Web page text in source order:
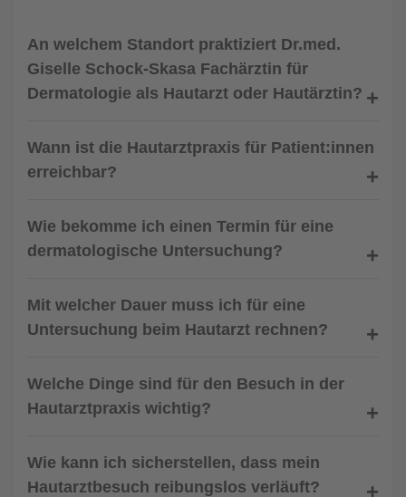
An welchem Standort praktiziert Dr.med.
Giselle Schock-Skasa Fachärztin für
Dermatologie als Hautarzt oder Hautärztin?
Wann ist die Hautarztpraxis für Patient:innen
erreichbar?
Wie bekomme ich einen Termin für eine
dermatologische Untersuchung?
Mit welcher Dauer muss ich für eine
Untersuchung beim Hautarzt rechnen?
Welche Dinge sind für den Besuch in der
Hautarztpraxis wichtig?
Wie kann ich sicherstellen, dass mein
Hautarztbesuch reibungslos verläuft?